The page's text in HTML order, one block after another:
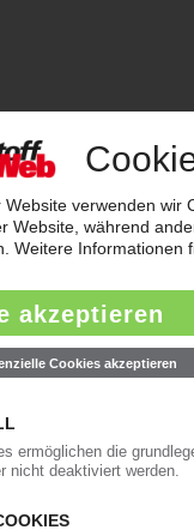
Benelux
Frau Ramacher